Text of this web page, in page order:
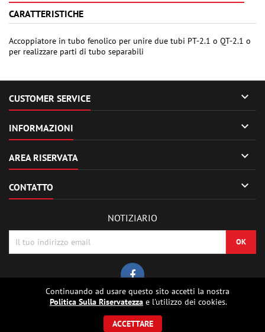
CARATTERISTICHE
Accoppiatore in tubo fenolico per unire due tubi PT-2.1 o QT-2.1 o
per realizzare parti di tubo separabili
CUSTOMER SERVICE 
INFORMAZIONI 
AREA RISERVATA 
CONTATTO 
Continuando ad usare questo sito accetti la nostra
Politica Sulla Riservatezza e l'utilizzo dei cookies.
ACCETTARE
NOTIZIARIO
© Copyright 2026 Sierrafox Hobbies - Model rocket shop, high power
rocketry, rocket motors, rocket electronics and building parts.. Tutti i diritti
riservati.